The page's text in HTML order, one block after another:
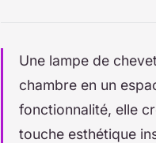
Une lampe de
chambre en un
fonctionnalité, elle
touche esthétique